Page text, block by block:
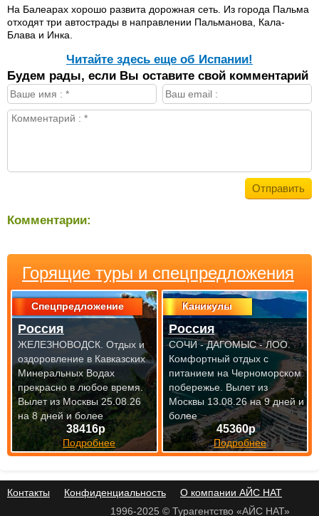
На Балеарах хорошо развита дорожная сеть. Из города Пальма
отходят три автострады в направлении Пальманова, Кала-
Блава и Инка.
Читайте здесь еще об Испании!
Будем рады, если Вы оставите свой комментарий
Комментарии:
Горящие туры и спецпредложения
Спецпредложение
38416р
Подробнее
Россия
ЖЕЛЕЗНОВОДСК. Отдых и
оздоровление в Кавказских
Минеральных Водах
прекрасно в любое время.
Вылет из Москвы 25.08.26
на 8 дней и более
Каникулы
45360р
Подробнее
Россия
СОЧИ - ДАГОМЫС - ЛОО.
Комфортный отдых с
питанием на Черноморском
побережье. Вылет из
Москвы 13.08.26 на 9 дней и
более
Контакты Конфиденциальность
О компании АЙС НАТ
1996-2025 © Турагентство «АЙС НАТ»